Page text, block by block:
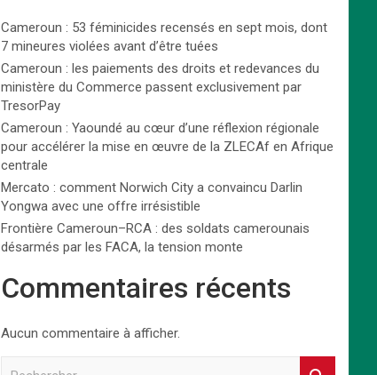
Cameroun : 53 féminicides recensés en sept mois, dont
7 mineures violées avant d’être tuées
Cameroun : les paiements des droits et redevances du
ministère du Commerce passent exclusivement par
TresorPay
Cameroun : Yaoundé au cœur d’une réflexion régionale
pour accélérer la mise en œuvre de la ZLECAf en Afrique
centrale
Mercato : comment Norwich City a convaincu Darlin
Yongwa avec une offre irrésistible
Frontière Cameroun–RCA : des soldats camerounais
désarmés par les FACA, la tension monte
Commentaires récents
Aucun commentaire à afficher.